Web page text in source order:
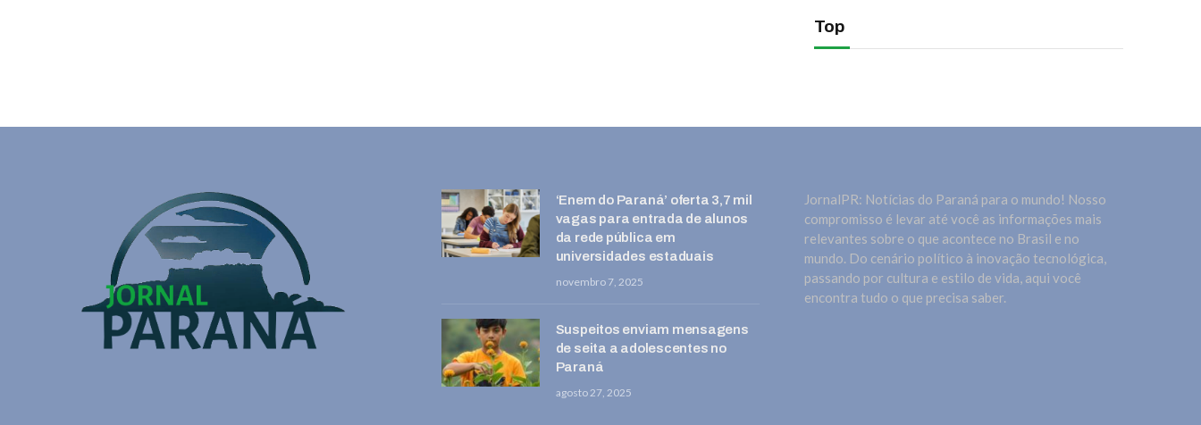
Top
‘Enem do Paraná’ oferta 3,7 mil
vagas para entrada de alunos
da rede pública em
universidades estaduais
novembro 7, 2025
Suspeitos enviam mensagens
de seita a adolescentes no
Paraná
agosto 27, 2025
JornalPR: Notícias do Paraná para o mundo! Nosso
compromisso é levar até você as informações mais
relevantes sobre o que acontece no Brasil e no
mundo. Do cenário político à inovação tecnológica,
passando por cultura e estilo de vida, aqui você
encontra tudo o que precisa saber.